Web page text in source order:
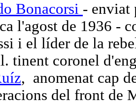
Bonacorsi - enviat
l'agost de 1936 -
i el líder de la
tinent coronel
, anomenat cap
del front de